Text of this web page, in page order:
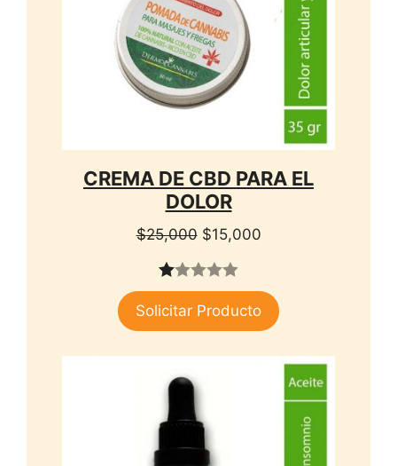
CREMA DE CBD PARA EL
DOLOR
$25,000 El
original
$25,000.
$15,000El
es:
$15,000.
1.
00
Solicitar Producto